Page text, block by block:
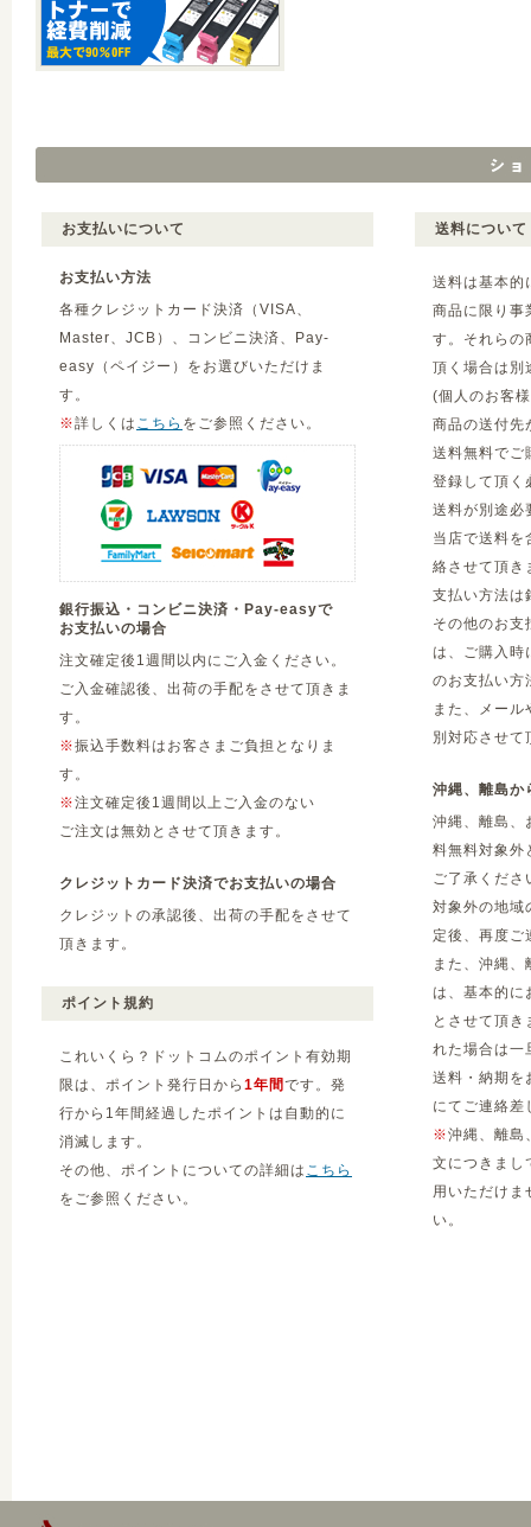
お支払いについて
お支払い方法
各種クレジットカード決済（VISA、
Master、JCB）、コンビニ決済、Pay-
easy（ペイジー）をお選びいただけま
す。
※詳しくは こちら をご参照ください。
銀行振込・コンビニ決済・Pay-easyで
お支払いの場合
注文確定後1週間以内にご入金ください。
ご入金確認後、出荷の手配をさせて頂きま
す。
※振込手数料はお客さまご負担となりま
す。
※注文確定後1週間以上ご入金のない
ご注文は無効とさせて頂きます。
クレジットカード決済でお支払いの場合
クレジットの承認後、出荷の手配をさせて
頂きます。
ポイント規約
これいくら？ドットコムのポイント有効期
限は、ポイント発行日から 1年間です。発
行から1年間経過したポイントは自動的に
消滅します。
その他、ポイントについての詳細は こちら
をご参照ください。
送料について
送料は基本的
商品に限り事
す。それらの
頂く場合は別
(個人のお客
商品の送付先
送料無料でご
登録して頂く
送料が別途必
当店で送料を
絡させて頂き
支払い方法は
その他のお支
は、ご購入時
のお支払い方
また、メー
別対応させて
沖縄、離島か
沖縄、離島、
料無料対象外
ご了承くださ
対象外の地域
定後、再度ご
また、沖縄
は、基本的に
とさせて頂
れた場合は一
送料・納期を
にてご連絡差
※沖縄、離島
文につきまし
用いただけま
い。